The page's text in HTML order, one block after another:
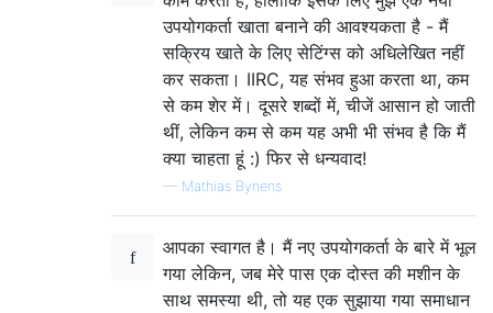
उपयोगकर्ता खाता बनाने की आवश्यकता है - मैं
सक्रिय खाते के लिए सेटिंग्स को अधिलेखित नहीं
कर सकता। IIRC, यह संभव हुआ करता था, कम
से कम शेर में। दूसरे शब्दों में, चीजें आसान हो जाती
थीं, लेकिन कम से कम यह अभी भी संभव है कि मैं
क्या चाहता हूं :) फिर से धन्यवाद!
— Mathias Bynens
आपका स्वागत है। मैं नए उपयोगकर्ता के बारे में भूल
गया लेकिन, जब मेरे पास एक दोस्त की मशीन के
साथ समस्या थी, तो यह एक सुझाया गया समाधान